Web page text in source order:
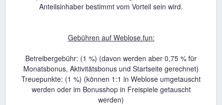
Anteilsinhaber bestimmt vom Vorteil sein wird.
Gebühren auf Weblose.fun:
Betreibergebühr: (1 %) (davon werden aber 0,75 % für
Monatsbonus, Aktivitätsbonus und Startseite gerechnet)
Treuepunkte: (1 %) (können 1:1 in Weblose umgetauscht
werden oder im Bonusshop in Freispiele getauscht
werden)